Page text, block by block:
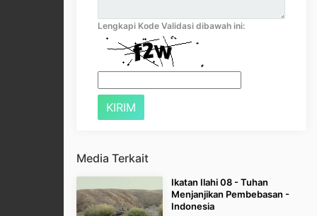
Lengkapi Kode Validasi dibawah ini:
Media Terkait
Ikatan Ilahi 08 - Tuhan
Menjanjikan Pembebasan -
Indonesia